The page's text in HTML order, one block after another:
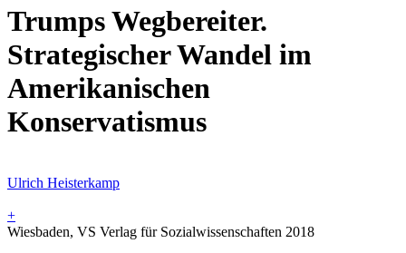
Trumps Wegbereiter.
Strategischer Wandel im
Amerikanischen
Konservatismus
Ulrich Heisterkamp
+
Wiesbaden, VS Verlag für Sozialwissenschaften 2018